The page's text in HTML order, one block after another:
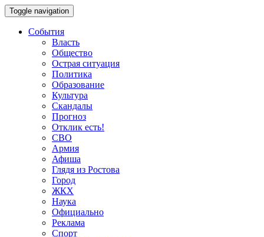
Toggle navigation
События
Власть
Общество
Острая ситуация
Политика
Образование
Культура
Скандалы
Прогноз
Отклик есть!
СВО
Армия
Афиша
Глядя из Ростова
Город
ЖКХ
Наука
Официально
Реклама
Спорт